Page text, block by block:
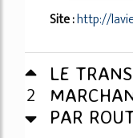
Site :http://
2
LE
PAR